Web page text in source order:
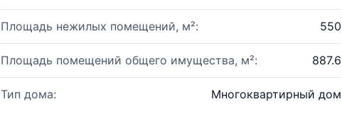
Площадь нежилых помещений, м²: 550
Площадь помещений общего имущества, м²: 887.6
Тип дома: Многоквартирный дом